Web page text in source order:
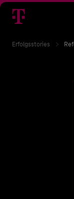
Erfolgsstories